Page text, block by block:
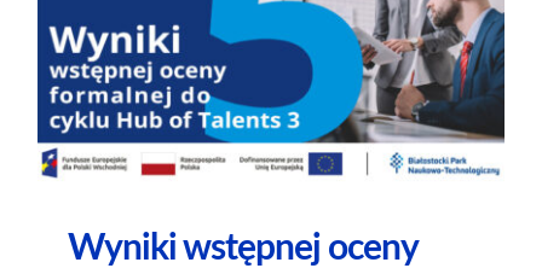
Wyniki wstępnej oceny